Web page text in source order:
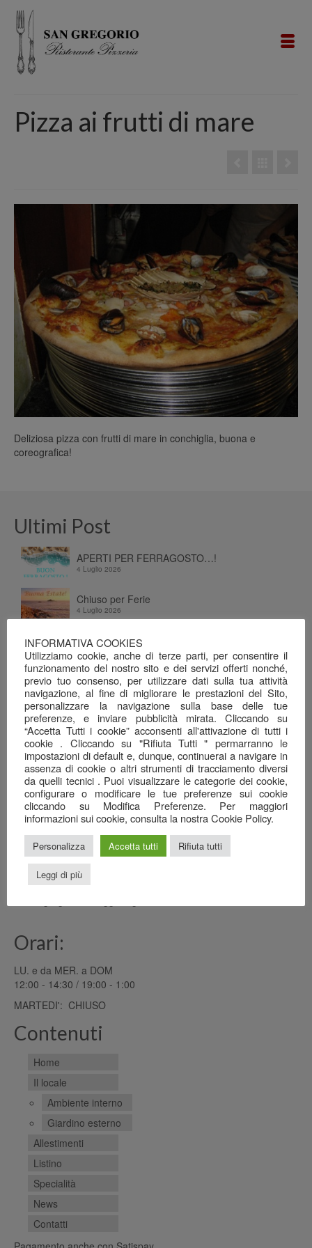
Pizza ai frutti di mare
Deliziosa pizza con frutti di mare in conchiglia, buona e
coreografica!
Ultimi Post
APERTI PER FERRAGOSTO…!
4 Luglio 2026
Chiuso per Ferie
4 Luglio 2026
Dalla terra e dal mare, alla tavola…
26 Giugno 2026
Una serata ben riuscita…
22 Giugno 2026
Il mare nel calice…
7 Giugno 2026
Anagrafica
Ristorante Pizzeria
SAN GREGORIO srl
Via Cottafavi, 11
42015 Correggio (RE)
348 3969456
0522 082778
Orari:
LU. e da MER. a DOM
12:00 - 14:30 / 19:00 - 1:00
MARTEDI': CHIUSO
Contenuti
Home
Il locale
Ambiente interno
Giardino esterno
Allestimenti
Listino
Specialità
News
Contatti
INFORMATIVA COOKIES
Utilizziamo cookie, anche di terze parti, per consentire il
funzionamento del nostro sito e dei servizi offerti nonché,
previo tuo consenso, per utilizzare dati sulla tua attività
navigazione, al fine di migliorare le prestazioni del Sito,
personalizzare la navigazione sulla base delle tue
preferenze, e inviare pubblicità mirata. Cliccando su
“Accetta Tutti i cookie” acconsenti all'attivazione di tutti i
cookie . Cliccando su "Rifiuta Tutti " permarranno le
impostazioni di default e, dunque, continuerai a navigare in
assenza di cookie o altri strumenti di tracciamento diversi
da quelli tecnici . Puoi visualizzare le categorie dei cookie,
configurare o modificare le tue preferenze sui cookie
cliccando su Modifica Preferenze. Per maggiori
informazioni sui cookie, consulta la nostra Cookie Policy.
Personalizza Accetta tutti Rifiuta tutti
Leggi di più